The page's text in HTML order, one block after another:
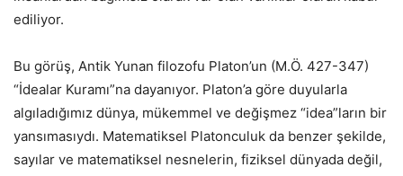
ediliyor.
Bu görüş, Antik Yunan filozofu Platon’un (M.Ö. 427-347)
“İdealar Kuramı”na dayanıyor. Platon’a göre duyularla
algıladığımız dünya, mükemmel ve değişmez “idea”ların bir
yansımasıydı. Matematiksel Platonculuk da benzer şekilde,
sayılar ve matematiksel nesnelerin, fiziksel dünyada değil,